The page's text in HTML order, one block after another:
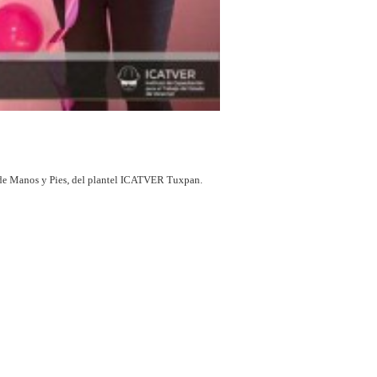
Manos y Pies, del plantel ICATVER Tuxpan.